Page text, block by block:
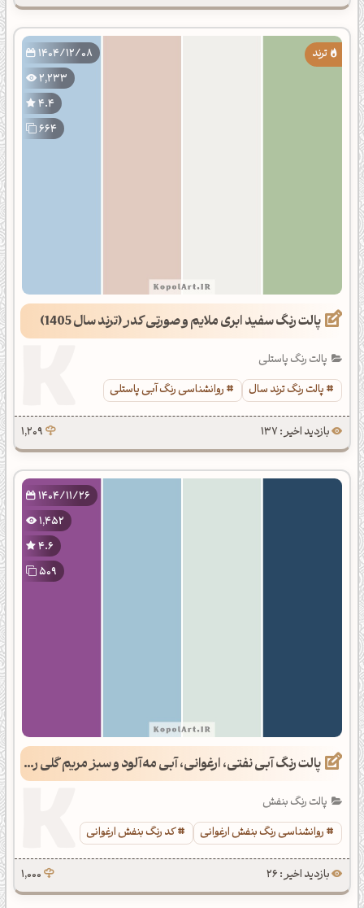
1404/12/08
2,233
4.4
664
پالت رنگ سفید ابری ملایم و صورتی کدر (ترند سال 1405)
پالت رنگ پاستلی
پالت رنگ ترند سال
روانشناسی رنگ آبی پاستلی
بازدید اخیر : 137 1,209
1404/11/26
1,452
4.6
509
پالت رنگ آبی نفتی، ارغوانی، آبی مه‌آلود و سبز مریم گلی روشن
پالت رنگ بنفش
روانشناسی رنگ بنفش ارغوانی
کد رنگ بنفش ارغوانی
بازدید اخیر : 26 1,000